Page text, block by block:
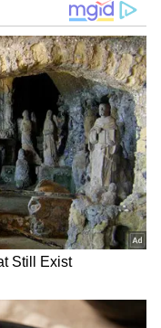
ಅಪ್ಡೇಟ್‌ಗಳಿಗಾಗಿ
ಮಾಡಿ.IPL
ಸುದ್ದಿ
ವಿಶೇಷ ವರದಿಗಳು
ಮಾಹಿತಿ
ಸುವರ್ಣ
ಮಾಡಿ ಹಾಗೂ
ಮುಖ್ಯ
13
ಉಜಿರೆಯ ಎಸ್‌ಡಿಎಂ